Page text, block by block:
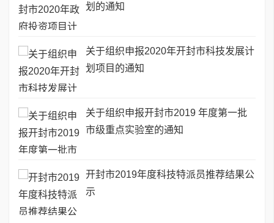
划的通知
关于组织申报2020年开封市科技发展计
划项目的通知
关于组织申报开封市2019 年度第一批
市级重点实验室的通知
开封市2019年度科技特派员推荐结果公
示